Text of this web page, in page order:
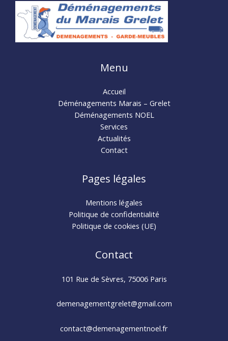
Menu
Accueil
Déménagements Marais – Grelet
Déménagements NOEL
Services
Actualités
Contact
Pages légales
Mentions légales
Politique de confidentialité
Politique de cookies (UE)
Contact
101 Rue de Sèvres, 75006 Paris
demenagementgrelet@gmail.com
contact@demenagementnoel.fr